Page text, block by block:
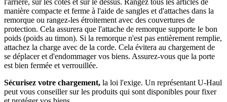
manière compacte et ferme à l'aide de sangles et d'attaches dans la
remorque ou rangez-les étroitement avec des couvertures de
protection. Cela assurera que l'attache de remorque supporte le bon
poids (poids au timon). Si la remorque n'est pas entièrement remplie,
attachez la charge avec de la corde. Cela évitera au chargement de
se déplacer et d'endommager vos biens. Assurez-vous que la porte
est bien fermée et verrouillée.
Sécurisez votre chargement, la loi l'exige. Un représentant U-Haul
peut vous conseiller sur les produits qui sont disponibles pour fixer